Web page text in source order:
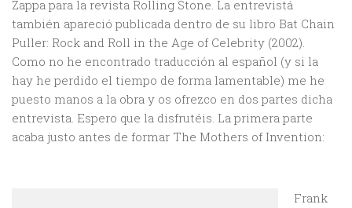
Zappa para la revista Rolling Stone. La entrevistá
también apareció publicada dentro de su libro Bat Chain
Puller: Rock and Roll in the Age of Celebrity (2002).
Como no he encontrado traducción al español (y si la
hay he perdido el tiempo de forma lamentable) me he
puesto manos a la obra y os ofrezco en dos partes dicha
entrevista. Espero que la disfrutéis. La primera parte
acaba justo antes de formar The Mothers of Invention:
Frank